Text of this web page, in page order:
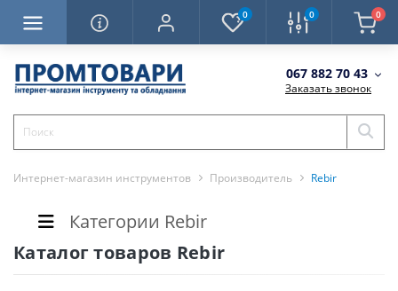
0 0 0
067 882 70 43
Заказать звонок
Интернет-магазин инструментов Производитель Rebir
Категории Rebir
Каталог товаров Rebir